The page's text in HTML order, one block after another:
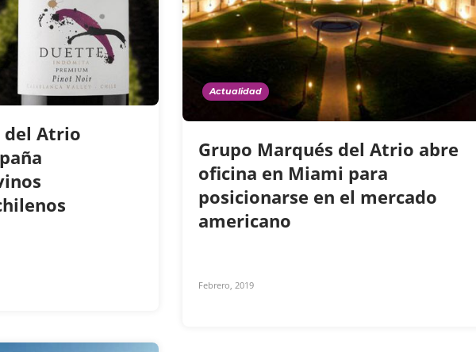
del Atrio
Actualidad
Grupo Marqués del Atrio abre
oficina en Miami para
posicionarse en el mercado
americano
Febrero, 2019